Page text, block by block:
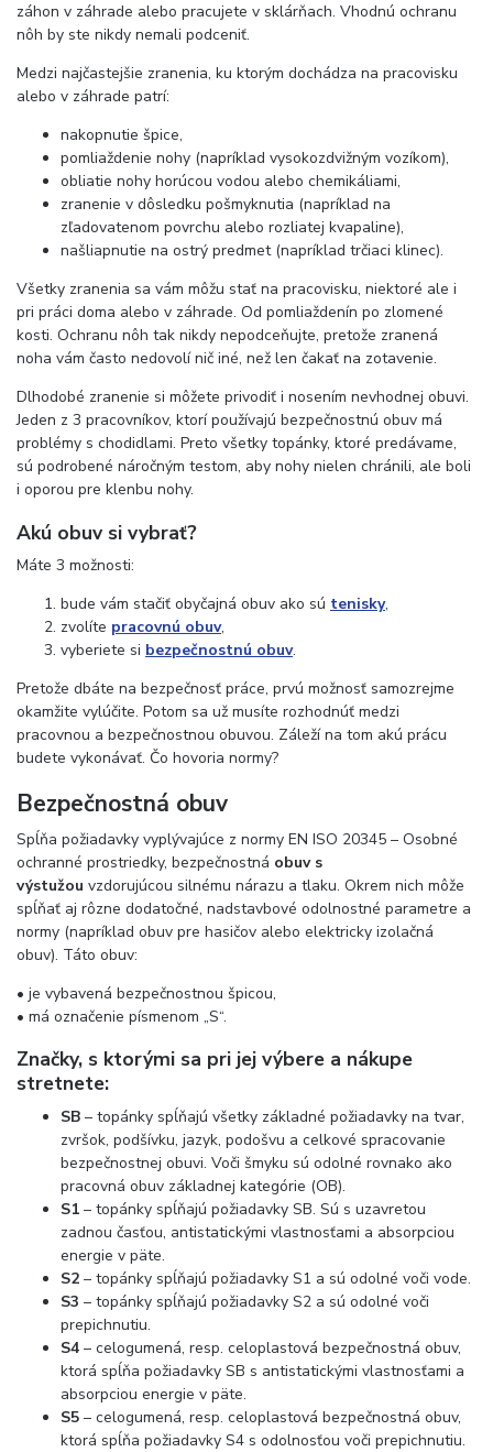
záhon v záhrade alebo pracujete v sklárňach. Vhodnú ochranu
nôh by ste nikdy nemali podceniť.
Medzi najčastejšie zranenia, ku ktorým dochádza na pracovisku
alebo v záhrade patrí:
nakopnutie špice,
pomliaždenie nohy (napríklad vysokozdvižným vozíkom),
obliatie nohy horúcou vodou alebo chemikáliami,
zranenie v dôsledku pošmyknutia (napríklad na
zľadovatenom povrchu alebo rozliatej kvapaline),
našliapnutie na ostrý predmet (napríklad trčiaci klinec).
Všetky zranenia sa vám môžu stať na pracovisku, niektoré ale i
pri práci doma alebo v záhrade. Od pomliaždenín po zlomené
kosti. Ochranu nôh tak nikdy nepodceňujte, pretože zranená
noha vám často nedovolí nič iné, než len čakať na zotavenie.
Dlhodobé zranenie si môžete privodiť i nosením nevhodnej obuvi.
Jeden z 3 pracovníkov, ktorí používajú bezpečnostnú obuv má
problémy s chodidlami. Preto všetky topánky, ktoré predávame,
sú podrobené náročným testom, aby nohy nielen chránili, ale boli
i oporou pre klenbu nohy.
Akú obuv si vybrať?
Máte 3 možnosti:
bude vám stačiť obyčajná obuv ako sú tenisky,
zvolíte pracovnú obuv,
vyberiete si bezpečnostnú obuv.
Pretože dbáte na bezpečnosť práce, prvú možnosť samozrejme
okamžite vylúčite. Potom sa už musíte rozhodnúť medzi
pracovnou a bezpečnostnou obuvou. Záleží na tom akú prácu
budete vykonávať. Čo hovoria normy?
Bezpečnostná obuv
Spĺňa požiadavky vyplývajúce z normy EN ISO 20345 – Osobné
ochranné prostriedky, bezpečnostná obuv s
výstužou vzdorujúcou silnému nárazu a tlaku. Okrem nich môže
spĺňať aj rôzne dodatočné, nadstavbové odolnostné parametre a
normy (napríklad obuv pre hasičov alebo elektricky izolačná
obuv). Táto obuv:
• je vybavená bezpečnostnou špicou,
• má označenie písmenom „S“.
Značky, s ktorými sa pri jej výbere a nákupe
stretnete:
SB – topánky spĺňajú všetky základné požiadavky na tvar,
zvršok, podšívku, jazyk, podošvu a celkové spracovanie
bezpečnostnej obuvi. Voči šmyku sú odolné rovnako ako
pracovná obuv základnej kategórie (OB).
S1 – topánky spĺňajú požiadavky SB. Sú s uzavretou
zadnou časťou, antistatickými vlastnosťami a absorpciou
energie v päte.
S2 – topánky spĺňajú požiadavky S1 a sú odolné voči vode.
S3 – topánky spĺňajú požiadavky S2 a sú odolné voči
prepichnutiu.
S4 – celogumená, resp. celoplastová bezpečnostná obuv,
ktorá spĺňa požiadavky SB s antistatickými vlastnosťami a
absorpciou energie v päte.
S5 – celogumená, resp. celoplastová bezpečnostná obuv,
ktorá spĺňa požiadavky S4 s odolnosťou voči prepichnutiu.